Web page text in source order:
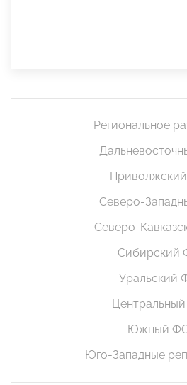
Региональное
Северо-
Северо-
Сибирский
Уральский
Южный
Юго-Западные